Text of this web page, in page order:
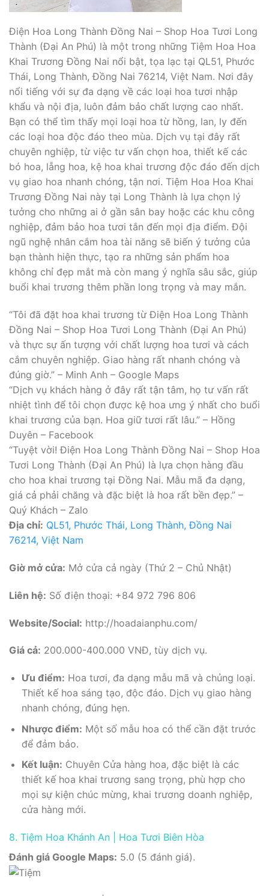
Điện Hoa Long Thành Đồng Nai – Shop Hoa Tươi Long
Thành (Đại An Phú) là một trong những Tiệm Hoa Hoa
Khai Trương Đồng Nai nổi bật, tọa lạc tại QL51, Phước
Thái, Long Thành, Đồng Nai 76214, Việt Nam. Nơi đây
nổi tiếng với sự đa dạng về các loại hoa tươi nhập
khẩu và nội địa, luôn đảm bảo chất lượng cao nhất.
Bạn có thể tìm thấy mọi loại hoa từ hồng, lan, ly đến
các loại hoa độc đáo theo mùa. Dịch vụ tại đây rất
chuyên nghiệp, từ việc tư vấn chọn hoa, thiết kế các
bó hoa, lẵng hoa, kệ hoa khai trương độc đáo đến dịch
vụ giao hoa nhanh chóng, tận nơi. Tiệm Hoa Hoa Khai
Trương Đồng Nai này tại Long Thành là lựa chọn lý
tưởng cho những ai ở gần sân bay hoặc các khu công
nghiệp, đảm bảo hoa tươi tắn đến mọi địa điểm. Đội
ngũ nghệ nhân cắm hoa tài năng sẽ biến ý tưởng của
bạn thành hiện thực, tạo ra những sản phẩm hoa
không chỉ đẹp mắt mà còn mang ý nghĩa sâu sắc, giúp
buổi khai trương thêm phần long trọng và may mắn.
“Tôi đã đặt hoa khai trương từ Điện Hoa Long Thành
Đồng Nai – Shop Hoa Tươi Long Thành (Đại An Phú)
và thực sự ấn tượng với chất lượng hoa tươi và cách
cắm chuyên nghiệp. Giao hàng rất nhanh chóng và
đúng giờ.” – Minh Anh – Google Maps
“Dịch vụ khách hàng ở đây rất tận tâm, họ tư vấn rất
nhiệt tình để tôi chọn được kệ hoa ưng ý nhất cho buổi
khai trương của bạn. Hoa giữ tươi rất lâu.” – Hồng
Duyên – Facebook
“Tuyệt vời! Điện Hoa Long Thành Đồng Nai – Shop Hoa
Tươi Long Thành (Đại An Phú) là lựa chọn hàng đầu
cho hoa khai trương tại Đồng Nai. Mẫu mã đa dạng,
giá cả phải chăng và đặc biệt là hoa rất bền đẹp.” –
Quý Khách – Zalo
Địa chỉ: QL51, Phước Thái, Long Thành, Đồng Nai
76214, Việt Nam
Giờ mở cửa: Mở cửa cả ngày (Thứ 2 – Chủ Nhật)
Liên hệ: Số điện thoại: +84 972 796 806
Website/Social: http://hoadaianphu.com/
Giá cả: 200.000-400.000 VNĐ, tùy dịch vụ.
Ưu điểm: Hoa tươi, đa dạng mẫu mã và chủng loại.
Thiết kế hoa sáng tạo, độc đáo. Dịch vụ giao hàng
nhanh chóng, đúng hẹn.
Nhược điểm: Một số mẫu hoa có thể cần đặt trước
để đảm bảo.
Kết luận: Chuyên Cửa hàng hoa, đặc biệt là các
thiết kế hoa khai trương sang trọng, phù hợp cho
mọi sự kiện chúc mừng, khai trương doanh nghiệp,
cửa hàng mới.
8. Tiệm Hoa Khánh An | Hoa Tươi Biên Hòa
Đánh giá Google Maps: 5.0 (5 đánh giá).